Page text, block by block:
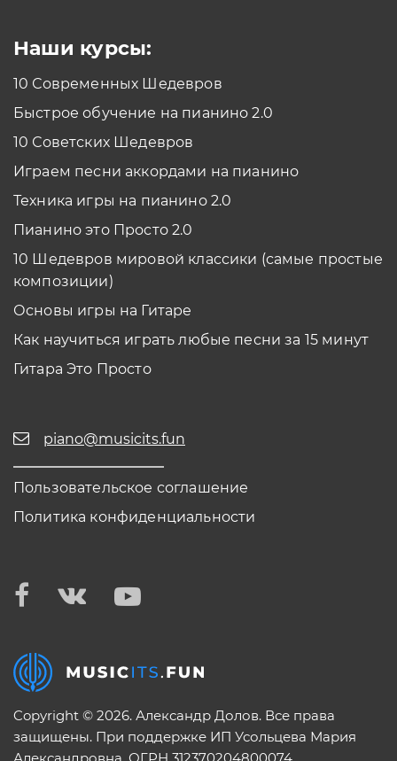
Как проходить задания в тренажерах с
помощью Планшета/телефона?
Наши курсы:
10 Современных Шедевров
Быстрое обучение на пианино 2.0
10 Советских Шедевров
Играем песни аккордами на пианино
Техника игры на пианино 2.0
Пианино это Просто 2.0
10 Шедевров мировой классики (самые простые
композиции)
Основы игры на Гитаре
Как научиться играть любые песни за 15 минут
Гитара Это Просто
piano@musicits.fun
Пользовательское соглашение
Политика конфиденциальности
Copyright © 2026. Александр Долов. Все права
защищены. При поддержке ИП Усольцева Мария